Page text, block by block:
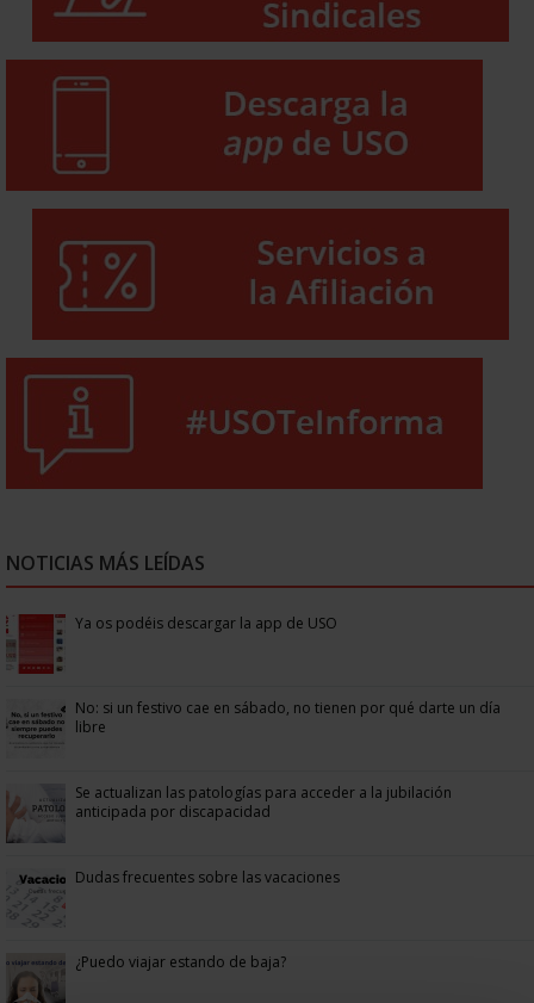
NOTICIAS MÁS LEÍDAS
Ya os podéis descargar la app de USO
No: si un festivo cae en sábado, no tienen por qué darte un día
libre
Se actualizan las patologías para acceder a la jubilación
anticipada por discapacidad
Dudas frecuentes sobre las vacaciones
¿Puedo viajar estando de baja?